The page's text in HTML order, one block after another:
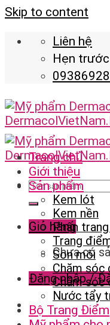
Skip to content
Liên hệ
Hẹn
Giỏ hàng
Chưa có
Đăng nhập /
Trang chủ
Giới thiệu
Sản phẩm
Kem lót
Kem nền
Phấn
Trang
Son môi
Chăm sóc
Chăm sóc
Nước tẩy
Bộ Trang Điểm